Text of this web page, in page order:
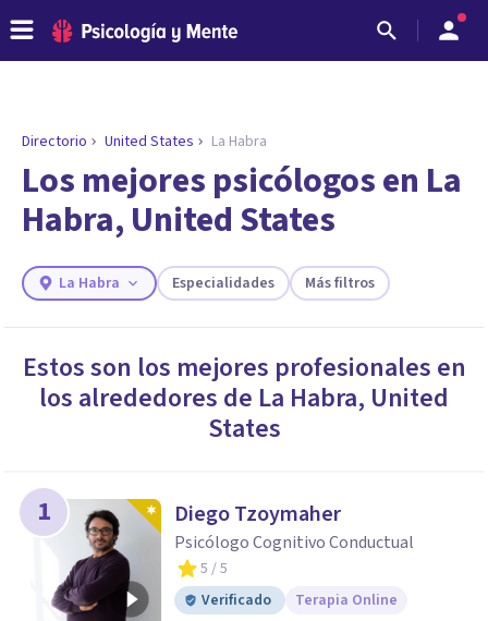
ENCONTRAR MI TERAPEUTA
¿Necesitas ayuda para encontrar el
psicólogo adecuado?
Responde a unas breves preguntas y te ofreceremos
necesidades.
Directorio United States La Habra
Los mejores psicólogos en La
Habra, United States
La Habra Especialidades Más filtros
Estos son los mejores profesionales en
los alrededores de La Habra, United
States
1 Diego Tzoymaher
Psicólogo Cognitivo Conductual
5 / 5
Verificado
Terapia Online